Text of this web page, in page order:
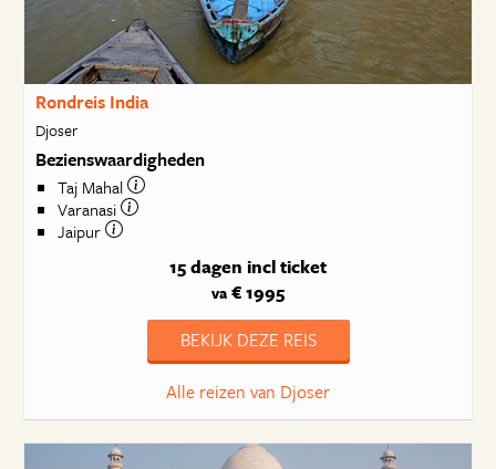
Rondreis India
Djoser
Bezienswaardigheden
Taj Mahal
Varanasi
Jaipur
15 dagen incl ticket
va € 1995
BEKIJK DEZE REIS
Alle reizen van Djoser